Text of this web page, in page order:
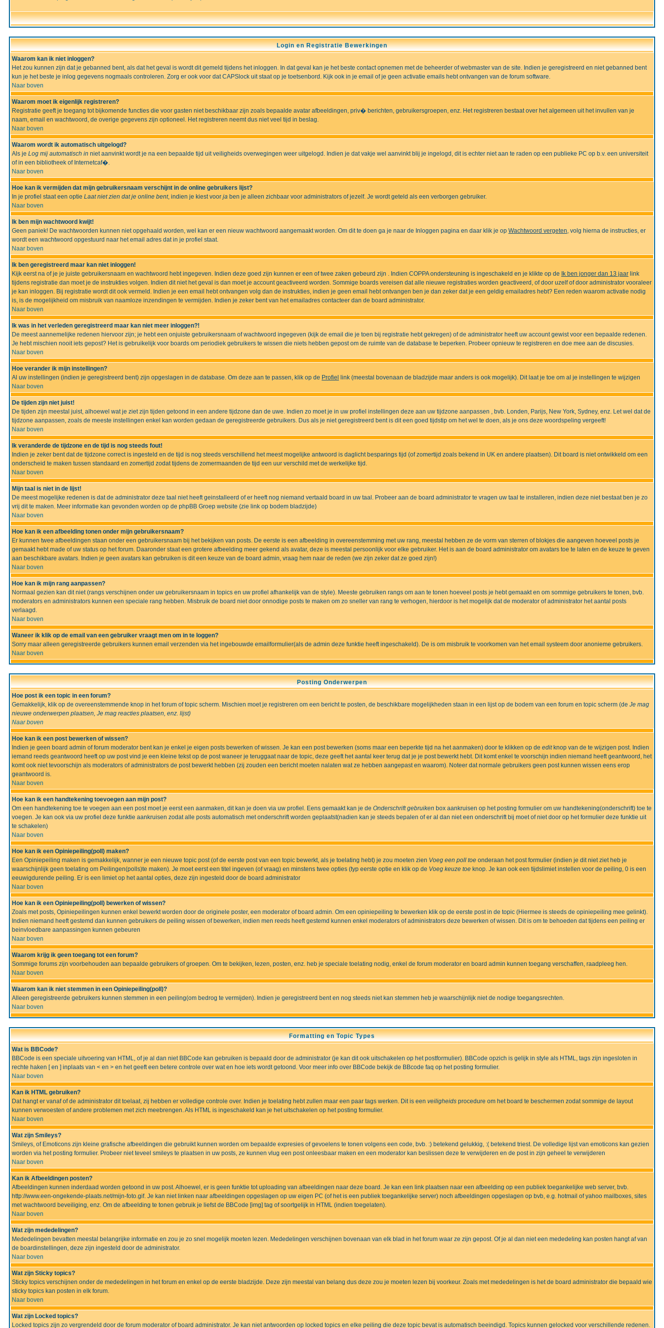
Login en Registratie Bewerkingen
Waarom kan ik niet inloggen?
Het zou kunnen zijn dat je gebanned bent, als dat het geval is wordt dit gemeld tijdens het inloggen. In dat geval kan je het beste contact opnemen met de beheerder of webmaster van de site. Indien je geregistreerd en niet gebanned bent
kun je het beste je inlog gegevens nogmaals controleren. Zorg er ook voor dat CAPSlock uit staat op je toetsenbord. Kijk ook in je email of je geen activatie emails hebt ontvangen van de forum software.
Naar boven
Waarom moet ik eigenlijk registreren?
Registratie geeft je toegang tot bijkomende functies die voor gasten niet beschikbaar zijn zoals bepaalde avatar afbeeldingen, priv� berichten, gebruikersgroepen, enz. Het registreren bestaat over het algemeen uit het invullen van je
naam, email en wachtwoord, de overige gegevens zijn optioneel. Het registreren neemt dus niet veel tijd in beslag.
Naar boven
Waarom wordt ik automatisch uitgelogd?
Als je Log mij automatisch in niet aanvinkt wordt je na een bepaalde tijd uit veiligheids overwegingen weer uitgelogd. Indien je dat vakje wel aanvinkt blij je ingelogd, dit is echter niet aan te raden op een publieke PC op b.v. een universiteit
of in een bibliotheek of Internetcaf�.
Naar boven
Hoe kan ik vermijden dat mijn gebruikersnaam verschijnt in de online gebruikers lijst?
In je profiel staat een optie Laat niet zien dat je online bent, indien je kiest voor ja ben je alleen zichbaar voor administrators of jezelf. Je wordt geteld als een verborgen gebruiker.
Naar boven
Ik ben mijn wachtwoord kwijt!
Geen paniek! De wachtwoorden kunnen niet opgehaald worden, wel kan er een nieuw wachtwoord aangemaakt worden. Om dit te doen ga je naar de Inloggen pagina en daar klik je op Wachtwoord vergeten, volg hierna de instructies, er
wordt een wachtwoord opgestuurd naar het email adres dat in je profiel staat.
Naar boven
Ik ben geregistreerd maar kan niet inloggen!
Kijk eerst na of je je juiste gebruikersnaam en wachtwoord hebt ingegeven. Indien deze goed zijn kunnen er een of twee zaken gebeurd zijn . Indien COPPA ondersteuning is ingeschakeld en je klikte op de Ik ben jonger dan 13 jaar link
tijdens registratie dan moet je de instrukties volgen. Indien dit niet het geval is dan moet je account geactiveerd worden. Sommige boards vereisen dat alle nieuwe registraties worden geactiveerd, of door uzelf of door administrator vooraleer
je kan inloggen. Bij registratie wordt dit ook vermeld. Indien je een email hebt ontvangen volg dan de instrukties, indien je geen email hebt ontvangen ben je dan zeker dat je een geldig emailadres hebt? Een reden waarom activatie nodig
is, is de mogelijkheid om misbruik van naamloze inzendingen te vermijden. Indien je zeker bent van het emailadres contacteer dan de board administrator.
Naar boven
Ik was in het verleden geregistreerd maar kan niet meer inloggen?!
De meest aannemelijke redenen hiervoor zijn; je hebt een onjuiste gebruikersnaam of wachtwoord ingegeven (kijk de email die je toen bij registratie hebt gekregen) of de administrator heeft uw account gewist voor een bepaalde redenen.
Je hebt mischien nooit iets gepost? Het is gebruikelijk voor boards om periodiek gebruikers te wissen die niets hebben gepost om de ruimte van de database te beperken. Probeer opnieuw te registreren en doe mee aan de discusies.
Naar boven
Hoe verander ik mijn instellingen?
Al uw instellingen (indien je geregistreerd bent) zijn opgeslagen in de database. Om deze aan te passen, klik op de Profiel
link (meestal bovenaan de bladzijde maar anders is ook mogelijk). Dit laat je toe om al je instellingen te wijzigen
Naar boven
De tijden zijn niet juist!
De tijden zijn meestal juist, alhoewel wat je ziet zijn tijden getoond in een andere tijdzone dan de uwe. Indien zo moet je in uw profiel instellingen deze aan uw tijdzone aanpassen , bvb. Londen, Parijs, New York, Sydney, enz. Let wel dat de
tijdzone aanpassen, zoals de meeste instellingen enkel kan worden gedaan de geregistreerde gebruikers. Dus als je niet geregistreerd bent is dit een goed tijdstip om het wel te doen, als je ons deze woordspeling vergeeft!
Naar boven
Ik veranderde de tijdzone en de tijd is nog steeds fout!
Indien je zeker bent dat de tijdzone correct is ingesteld en de tijd is nog steeds verschillend het meest mogelijke antwoord is daglicht besparings tijd (of zomertijd zoals bekend in UK en andere plaatsen). Dit board is niet ontwikkeld om een
onderscheid te maken tussen standaard en zomertijd zodat tijdens de zomermaanden de tijd een uur verschild met de werkelijke tijd.
Naar boven
Mijn taal is niet in de lijst!
De meest mogelijke redenen is dat de administrator deze taal niet heeft geinstalleerd of er heeft nog niemand vertaald board in uw taal. Probeer aan de board administrator te vragen uw taal te installeren, indien deze niet bestaat ben je zo
vrij dit te maken. Meer informatie kan gevonden worden op de phpBB Groep website (zie link op bodem bladzijde)
Naar boven
Hoe kan ik een afbeelding tonen onder mijn gebruikersnaam?
Er kunnen twee afbeeldingen staan onder een gebruikersnaam bij het bekijken van posts. De eerste is een afbeelding in overeenstemming met uw rang, meestal hebben ze de vorm van sterren of blokjes die aangeven hoeveel posts je
gemaakt hebt made of uw status op het forum. Daaronder staat een grotere afbeelding meer gekend als avatar, deze is meestal persoonlijk voor elke gebruiker. Het is aan de board administrator om avatars toe te laten en de keuze te geven
aan beschikbare avatars. Indien je geen avatars kan gebruiken is dit een keuze van de board admin, vraag hem naar de reden (we zijn zeker dat ze goed zijn!)
Naar boven
Hoe kan ik mijn rang aanpassen?
Normaal gezien kan dit niet (rangs verschijnen onder uw gebruikersnaam in topics en uw profiel afhankelijk van de style). Meeste gebruiken rangs om aan te tonen hoeveel posts je hebt gemaakt en om sommige gebruikers te tonen, bvb.
moderators en administrators kunnen een speciale rang hebben. Misbruik de board niet door onnodige posts te maken om zo sneller van rang te verhogen, hierdoor is het mogelijk dat de moderator of administrator het aantal posts
verlaagd.
Naar boven
Waneer ik klik op de email van een gebruiker vraagt men om in te loggen?
Sorry maar alleen geregistreerde gebruikers kunnen email verzenden via het ingebouwde emailformulier(als de admin deze funktie heeft ingeschakeld). De is om misbruik te voorkomen van het email systeem door anonieme gebruikers.
Naar boven
Posting Onderwerpen
Hoe post ik een topic in een forum?
Gemakkelijk, klik op de overeenstemmende knop in het forum of topic scherm. Mischien moet je registreren om een bericht te posten, de beschikbare mogelijkheden staan in een lijst op de bodem van een forum en topic scherm (de Je mag
nieuwe onderwerpen plaatsen, Je mag reacties plaatsen, enz. lijst)
Naar boven
Hoe kan ik een post bewerken of wissen?
Indien je geen board admin of forum moderator bent kan je enkel je eigen posts bewerken of wissen. Je kan een post bewerken (soms maar een beperkte tijd na het aanmaken) door te klikken op de editknop van de te wijzigen post. Indien
iemand reeds geantwoord heeft op uw post vind je een kleine tekst op de post waneer je teruggaat naar de topic, deze geeft het aantal keer terug dat je je post bewerkt hebt. Dit komt enkel te voorschijn indien niemand heeft geantwoord, het
komt ook niet tevoorschijn als moderators of administrators de post bewerkt hebben (zij zouden een bericht moeten nalaten wat ze hebben aangepast en waarom). Noteer dat normale gebruikers geen post kunnen wissen eens erop
geantwoord is.
Naar boven
Hoe kan ik een handtekening toevoegen aan mijn post?
Om een handtekening toe te voegen aan een post moet je eerst een aanmaken, dit kan je doen via uw profiel. Eens gemaakt kan je de Onderschrift gebruiken box aankruisen op het posting formulier om uw handtekening(onderschrift) toe te
voegen. Je kan ook via uw profiel deze funktie aankruisen zodat alle posts automatisch met onderschrift worden geplaatst(nadien kan je steeds bepalen of er al dan niet een onderschrift bij moet of niet door op het formulier deze funktie uit
te schakelen)
Naar boven
Hoe kan ik een Opiniepeiling(poll) maken?
Een Opiniepeiling maken is gemakkelijk, wanner je een nieuwe topic post (of de eerste post van een topic bewerkt, als je toelating hebt) je zou moeten zien Voeg een poll toe onderaan het post formulier (indien je dit niet ziet heb je
waarschijnlijk geen toelating om Peilingen(polls)te maken). Je moet eerst een titel ingeven (of vraag) en minstens twee opties (typ eerste optie en klik op de Voeg keuze toe knop. Je kan ook een tijdslimiet instellen voor de peiling, 0 is een
eeuwigdurende peiling. Er is een limiet op het aantal opties, deze zijn ingesteld door de board administrator
Naar boven
Hoe kan ik een Opiniepeiling(poll) bewerken of wissen?
Zoals met posts, Opiniepeilingen kunnen enkel bewerkt worden door de originele poster, een moderator of board admin. Om een opiniepeiling te bewerken klik op de eerste post in de topic (Hiermee is steeds de opiniepeiling mee gelinkt).
Indien niemand heeft gestemd dan kunnen gebruikers de peiling wissen of bewerken, indien men reeds heeft gestemd kunnen enkel moderators of administrators deze bewerken of wissen. Dit is om te behoeden dat tijdens een peiling er
beinvloedbare aanpassingen kunnen gebeuren
Naar boven
Waarom krijg ik geen toegang tot een forum?
Sommige forums zijn voorbehouden aan bepaalde gebruikers of groepen. Om te bekijken, lezen, posten, enz. heb je speciale toelating nodig, enkel de forum moderator en board admin kunnen toegang verschaffen, raadpleeg hen.
Naar boven
Waarom kan ik niet stemmen in een Opiniepeiling(poll)?
Alleen geregistreerde gebruikers kunnen stemmen in een peiling(om bedrog te vermijden). Indien je geregistreerd bent en nog steeds niet kan stemmen heb je waarschijnlijk niet de nodige toegangsrechten.
Naar boven
Formatting en Topic Types
Wat is BBCode?
BBCode is een speciale uitvoering van HTML, of je al dan niet BBCode kan gebruiken is bepaald door de administrator (je kan dit ook uitschakelen op het postformulier). BBCode opzich is gelijk in style als HTML, tags zijn ingesloten in
rechte haken [ en ] inplaats van < en > en het geeft een betere controle over wat en hoe iets wordt getoond. Voor meer info over BBCode bekijk de BBcode faq op het posting formulier.
Naar boven
Kan ik HTML gebruiken?
Dat hangt er vanaf of de administrator dit toelaat, zij hebben er volledige controle over. Indien je toelating hebt zullen maar een paar tags werken. Dit is een veiligheids procedure om het board te beschermen zodat sommige de layout
kunnen verwoesten of andere problemen met zich meebrengen. Als HTML is ingeschakeld kan je het uitschakelen op het posting formulier.
Naar boven
Wat zijn Smileys?
Smileys, of Emoticons zijn kleine grafische afbeeldingen die gebruikt kunnen worden om bepaalde expresies of gevoelens te tonen volgens een code, bvb. :) betekend gelukkig, :( betekend triest. De volledige lijst van emoticons kan gezien
worden via het posting formulier. Probeer niet teveel smileys te plaatsen in uw posts, ze kunnen vlug een post onleesbaar maken en een moderator kan beslissen deze te verwijderen en de post in zijn geheel te verwijderen
Naar boven
Kan ik Afbeeldingen posten?
Afbeeldingen kunnen inderdaad worden getoond in uw post. Alhoewel, er is geen funktie tot uploading van afbeeldingen naar deze board. Je kan een link plaatsen naar een afbeelding op een publiek toegankelijke web server, bvb.
http://www.een-ongekende-plaats.net/mijn-foto.gif. Je kan niet linken naar afbeeldingen opgeslagen op uw eigen PC (of het is een publiek toegankelijke server) noch afbeeldingen opgeslagen op bvb, e.g. hotmail of yahoo mailboxes, sites
met wachtwoord beveiliging, enz. Om de afbeelding te tonen gebruik je liefst de BBCode [img] tag of soortgelijk in HTML (indien toegelaten).
Naar boven
Wat zijn mededelingen?
Mededelingen bevatten meestal belangrijke informatie en zou je zo snel mogelijk moeten lezen. Mededelingen verschijnen bovenaan van elk blad in het forum waar ze zijn gepost. Of je al dan niet een mededeling kan posten hangt af van
de boardinstellingen, deze zijn ingesteld door de administrator.
Naar boven
Wat zijn Sticky topics?
Sticky topics verschijnen onder de mededelingen in het forum en enkel op de eerste bladzijde. Deze zijn meestal van belang dus deze zou je moeten lezen bij voorkeur. Zoals met mededelingen is het de board administrator die bepaald wie
sticky topics kan posten in elk forum.
Naar boven
Wat zijn Locked topics?
Locked topics zijn zo vergrendeld door de forum moderator of board administrator. Je kan niet antwoorden op locked topics en elke peiling die deze topic bevat is automatisch beeindigd. Topics kunnen gelocked voor verschillende redenen.